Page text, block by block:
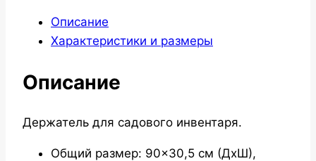
Описание
Характеристики и размеры
Описание
Держатель для садового инвентаря.
Общий размер: 90×30,5 см (ДхШ),